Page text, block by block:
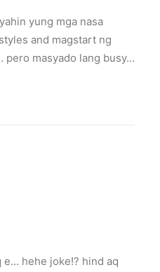
yung mga nasa
and magstart ng
masyado lang busy…
hehe joke!? hind aq